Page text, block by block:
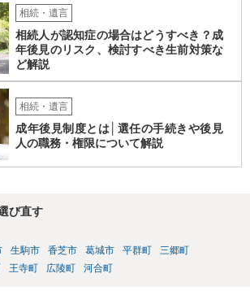
相続・遺言
相続人が認知症の場合はどうすべき？成
年後見のリスク、検討すべき生前対策な
ど解説
相続・遺言
成年後見制度とは│選任の手続きや後見
人の職務・権限について解説
び直す
生駒市 香芝市 葛城市 平群町
三郷町
王寺町 広陵町 河合町